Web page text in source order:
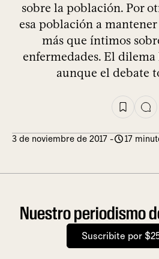
sobre la población. Por
esa población a
más que íntimos
enfermedades. El
aunque el debate
3 de noviembre de 2017 - 17
Nuestro periodismo
Suscribite por